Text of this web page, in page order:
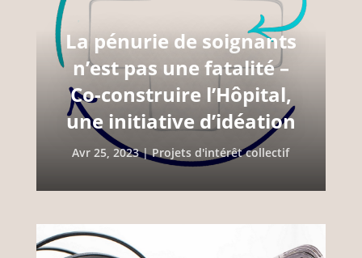
La pénurie de soignants
n’est pas une fatalité –
Co-construire l’Hôpital,
une initiative d’idéation
Avr 25, 2023|Projets d'intérêt collectif